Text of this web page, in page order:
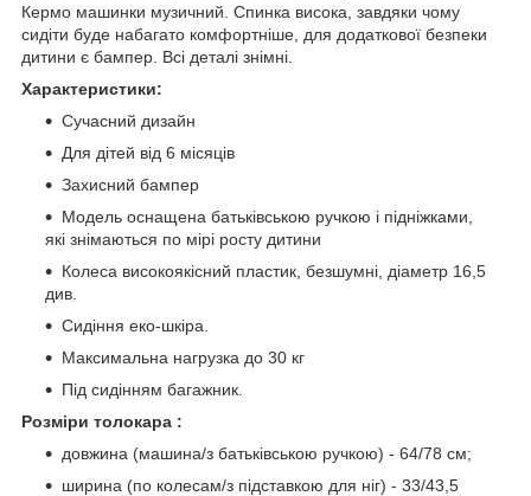
Кермо машинки музичний. Спинка висока, завдяки чому
сидіти буде набагато комфортніше, для додаткової безпеки
дитини є бампер. Всі деталі знімні.
Характеристики:
Сучасний дизайн
Для дітей від 6 місяців
Захисний бампер
Модель оснащена батьківською ручкою і підніжками,
які знімаються по мірі росту дитини
Колеса високоякісний пластик, безшумні, діаметр 16,5
див.
Сидіння еко-шкіра.
Максимальна нагрузка до 30 кг
Під сидінням багажник.
Розміри толокара :
довжина (машина/з батьківською ручкою) - 64/78 см;
ширина (по колесам/з підставкою для ніг) - 33/43,5